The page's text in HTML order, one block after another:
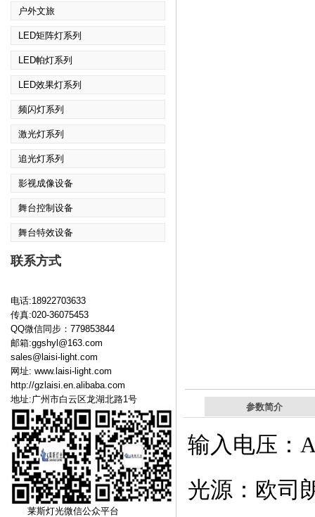
户外文旅
LED矩阵灯系列
LED帕灯系列
LED效果灯系列
频闪灯系列
激光灯系列
追光灯系列
影视成像设备
舞台控制设备
舞台特效设备
联系方式
电话:18922703633
传真:020-36075453
QQ微信同步：779853844
邮箱:ggshyl@163.com
sales@laisi-light.com
网址: www.laisi-light.com
http://gzlaisi.en.alibaba.com
地址:广州市白云区龙湖北路1号
莱斯灯光微信公众平台
参数简介
输入电压：
光源：欧司